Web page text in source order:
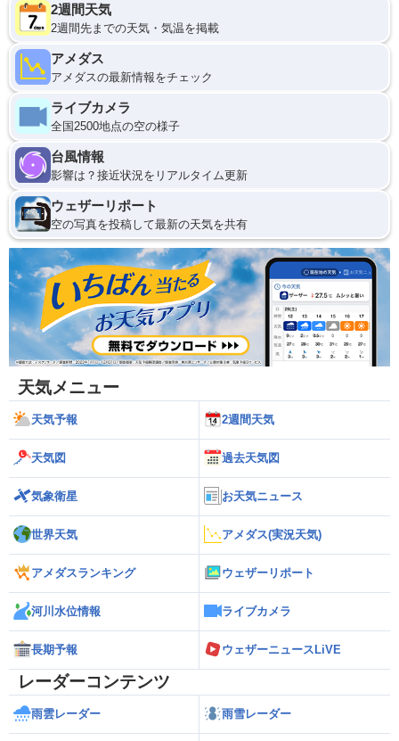
2週間天気
2週間先までの天気・気温を掲載
アメダス
アメダスの最新情報をチェック
ライブカメラ
全国2500地点の空の様子
台風情報
影響は？接近状況をリアルタイム更新
ウェザーリポート
空の写真を投稿して最新の天気を共有
天気メニュー
天気予報 2週間天気
天気図 過去天気図
気象衛星 お天気ニュース
世界天気 アメダス(実況天気)
アメダスランキング ウェザーリポート
河川水位情報 ライブカメラ
長期予報 ウェザーニュースLiVE
レーダーコンテンツ
雨雲レーダー 雨雪レーダー